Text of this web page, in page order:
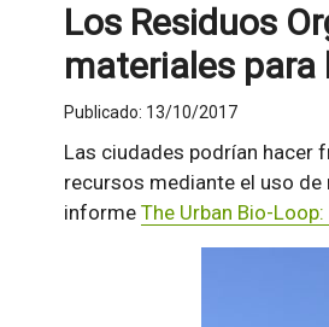
Los Residuos
materiales
Publicado: 13/10/2017
Las ciudades podrían hacer
recursos mediante el uso
informe The Urban Bio-